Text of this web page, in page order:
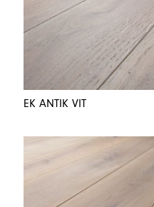
EK ANTIK VIT